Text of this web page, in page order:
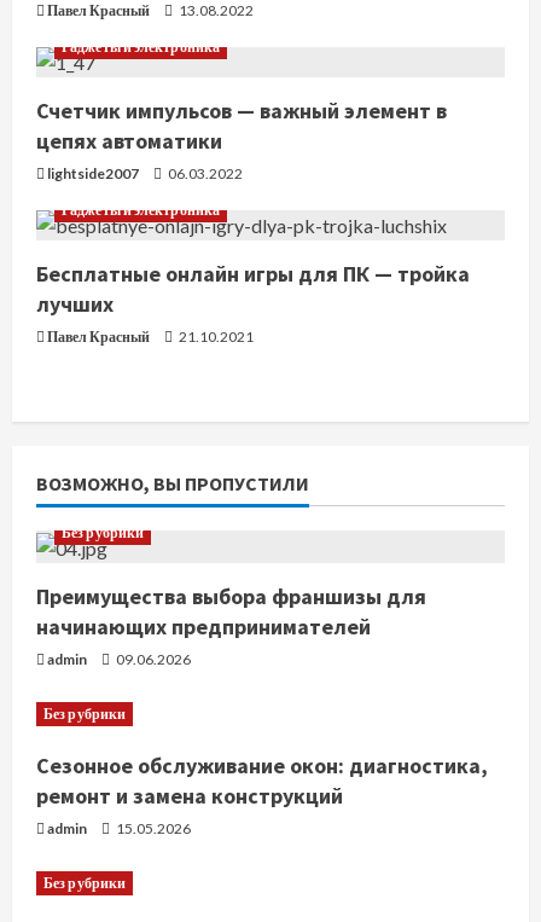
е
н
и
е
Павел Красный
13.08.2022
Гаджеты и электроника
Счетчик импульсов — важный элемент в
цепях автоматики
lightside2007
06.03.2022
Гаджеты и электроника
Бесплатные онлайн игры для ПК — тройка
лучших
Павел Красный 21.10.2021
ВОЗМОЖНО, ВЫ ПРОПУСТИЛИ
Без рубрики
Преимущества выбора франшизы для
начинающих предпринимателей
admin 09.06.2026
Без рубрики
Сезонное обслуживание окон: диагностика,
ремонт и замена конструкций
admin 15.05.2026
Без рубрики